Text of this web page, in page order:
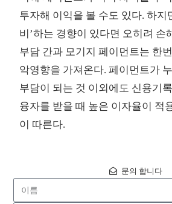
투자해 이익을 볼 수도 있다. 하지
비’하는 경향이 있다면 오히려 손
부담 간과 모기지 페이먼트는 한
악영향을 가져온다. 페이먼트가
부담이 되는 것 이외에도 신용기
융자를 받을 때 높은 이자율이 적
이 따른다.
문의 합니다